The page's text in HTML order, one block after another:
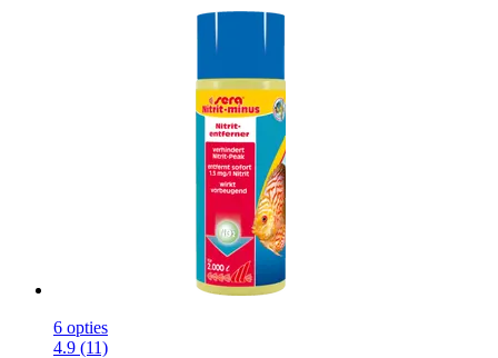
6 opties
4.9 (11)